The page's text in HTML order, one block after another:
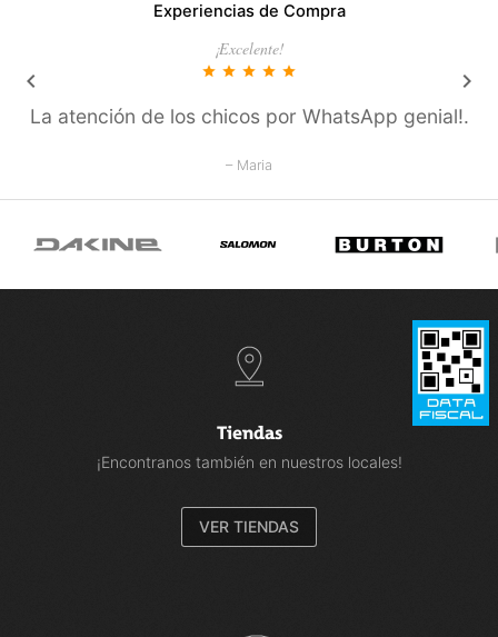
Experiencias de Compra
¡Excelente!
star star star star star
La atención de los chicos por WhatsApp genial!.
– Maria
keyboard_arrow_left keyboard_arrow_right
Tiendas
¡Encontranos también en nuestros locales!
VER TIENDAS